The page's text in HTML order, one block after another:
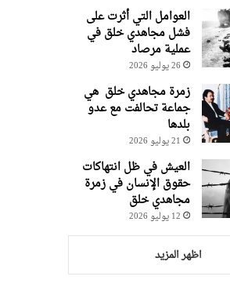
العوامل التي أثرت على
فشل مجاهدي خلق في
عملية مرصاد
26 يوليو 2026
زمرة مجاهدي خلق هي
جماعة تحالفت مع عدو
بلدها
21 يوليو 2026
العيش في ظل انتهاكات
حقوق الإنسان في زمرة
مجاهدي خلق
12 يوليو 2026
اظهر المزيد